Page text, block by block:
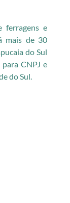
ferragens e
mais de 30
do Sul
CNPJ e
do Sul.